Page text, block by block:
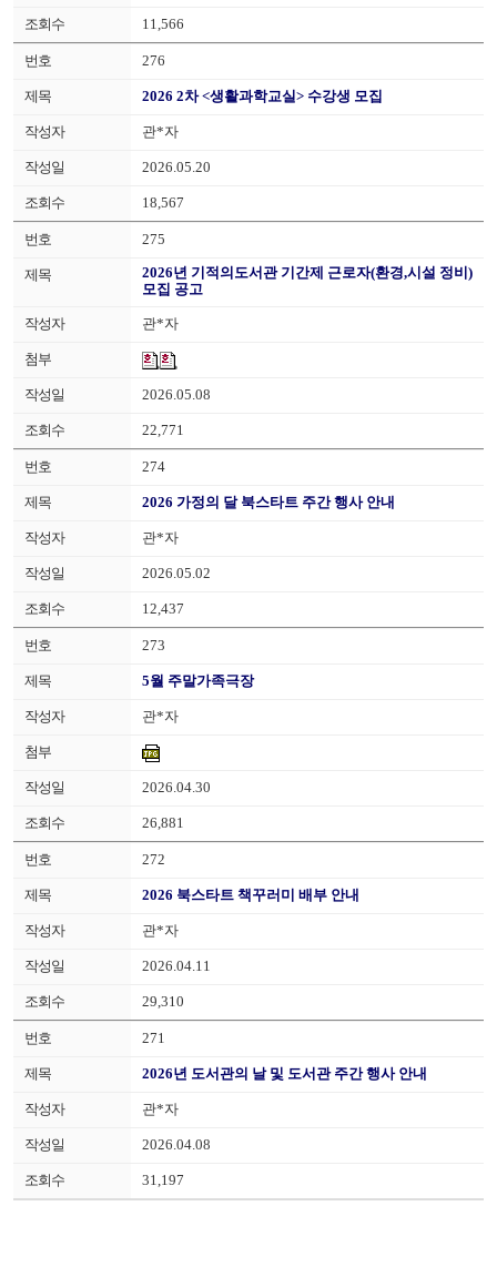
11,566
276
2026 2차 <생활과학교실> 수강생 모집
관*자
2026.05.20
18,567
275
2026년 기적의도서관 기간제 근로자(환경,시설 정비)
모집 공고
관*자
2026.05.08
22,771
274
2026 가정의 달 북스타트 주간 행사 안내
관*자
2026.05.02
12,437
273
5월 주말가족극장
관*자
2026.04.30
26,881
272
2026 북스타트 책꾸러미 배부 안내
관*자
2026.04.11
29,310
271
2026년 도서관의 날 및 도서관 주간 행사 안내
관*자
2026.04.08
31,197